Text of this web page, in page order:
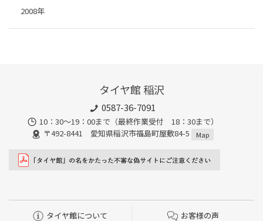
2008年
タイヤ館 稲沢
0587-36-7091
10：30～19：00まで（最終作業受付 18：30まで）
〒492-8441 愛知県稲沢市福島町屋敷84-5
Map
タイヤ館について お客様の声